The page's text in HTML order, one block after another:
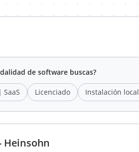
de software buscas?
Licenciado Instalación local
Heinsohn